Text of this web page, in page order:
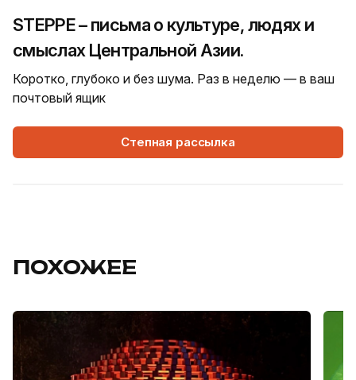
STEPPE – письма о культуре, людях и
смыслах Центральной Азии.
Коротко, глубоко и без шума. Раз в неделю — в ваш
почтовый ящик
Степная рассылка
ПОХОЖЕЕ